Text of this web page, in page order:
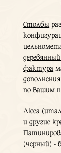
Столбы
фактура
по Вашим
Alcea
и другие
(черный) -